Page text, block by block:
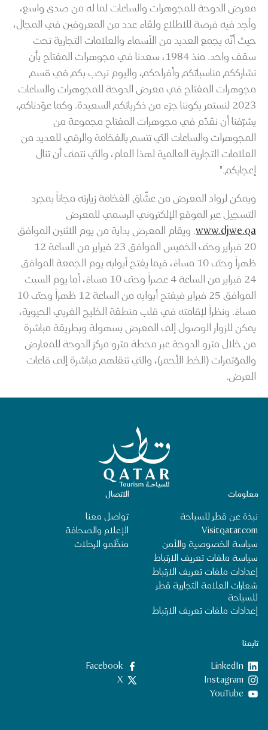
معرض الدوحة للمجوهرات والساعات لما له من صدى واسع،
وأجد فيه فرصة للاطلاع ولقاء عدد من المعروفين في المجال،
حيث أنّه يجمع العديد من الأسماء والعلامات التجارية تحت
سقف واحد. منذ 1984، سعدنا في مجوهرات المفتاح بأن
نشارككم مناسباتكم وأفراحكم، واليوم نرحب بكم في قسم
مجوهرات المفتاح في معرض الدوحة للمجوهرات والساعات
2023 لنستمر بكوننا جزء من ذكرياتكم السعيدة. وكما عوّدناكم،
يشرّفنا أن نقدّم في مجوهرات المفتاح مجموعة من
المجوهرات والساعات التي تتسم بالفخامة والرقي للعديد من
العلامات التجارية العالمية لهذا العام، والتي نتمنى أن تنال
إعجابكم."
ويمكن لرواد المعرض من عشَّاق الفخامة زيارته مجاناً بمجرد
التسجيل عبر الموقع الإلكتروني الرسمي للمعرض
www.djwe.qa. ويقام المعرض بداية من يوم الاثنين الموافق
20 فبراير وحتى الخميس الموافق 23 فبراير من الساعة 12
ظهراً وحتى 10 مساءً، فيما يفتح أبوابه يوم الجمعة الموافق
24 فبراير من الساعة 4 عصراً وحتى 10 مساءً، أما يوم السبت
الموافق 25 فبراير فيفتح أبوابه من الساعة 12 ظهراً وحتى 10
مساءً. ونظراً لإقامته في قلب منطقة الخليج الغربي الحيوية،
يمكن للزوار الوصول إلى المعرض بسهولة وبطريقة مباشرة
من خلال مترو الدوحة عبر محطة مترو مركز الدوحة للمعارض
والمؤتمرات (الخط الأحمر)، والتي تنقلهم مباشرة إلى قاعات
العرض.
الصفحة الرئيسية لقطر للسياحة
تابعنا
LinkedIn
‎Facebook‏
‎Instagram‏
X
YouTube
الاتصال
تواصل معنا
الإعلام والصحافة
منظِّمو الرحلات
معلومات
نبذة عن قطر للسياحة
Visitqatar.com
سياسة الخصوصية والأمن
سياسة ملفات تعريف الارتباط
إعدادات ملفات تعريف الارتباط
شعارات العلامة التجارية قطر
للسياحة
إعدادات ملفات تعريف الارتباط